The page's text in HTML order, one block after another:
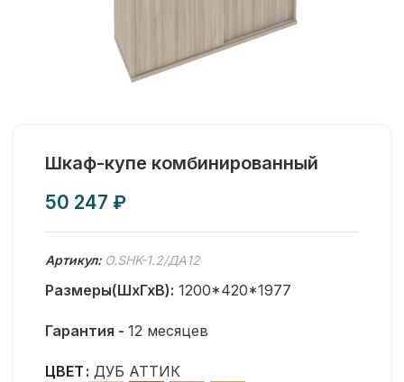
Шкаф-купе комбинированный
₽
Артикул: O.SHK-1.2/ДА12
Размеры(ШхГхВ): 1200*420*1977
Гарантия - 12 месяцев
ЦВЕТ ДУБ АТТИК